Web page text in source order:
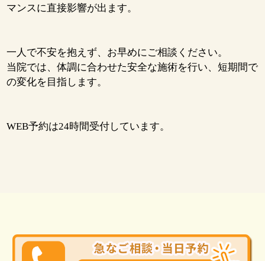
マンスに直接影響が出ます。
一人で不安を抱えず、お早めにご相談ください。
当院では、体調に合わせた安全な施術を行い、短期間で
の変化を目指します。
WEB予約は24時間受付しています。